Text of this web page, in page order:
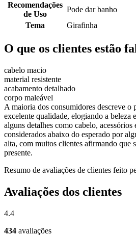
Recomendações
de Uso
Pode dar banho
Tema
Girafinha
O que os clientes estão
cabelo macio
material resistente
acabamento detalhado
corpo maleável
A maioria dos consumidores descreve o
excelente qualidade, elogiando a beleza
alguns detalhes como cabelo, acessórios
considerados abaixo do esperado por
alta, com muitos clientes afirmando que
presente.
Resumo de avaliações de clientes feito
Avaliações dos clientes
4.4
434 avaliações